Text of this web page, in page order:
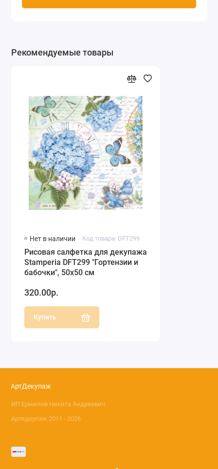
Рекомендуемые товары
Нет в наличии Код товара: DFT299
Рисовая салфетка для декупажа
Stamperia DFT299 "Гортензии и
бабочки", 50х50 см
320.00р.
Купить
АртДекупаж
ИП Ермилов Никита Андреевич
Артедкупаж 2011 - 2026